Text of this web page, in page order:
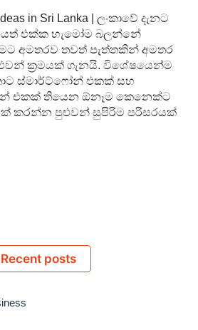
in Sri Lanka | ලංකාවේ දැනට
එක්ක හැමෝම බලන්නේ
අමතරව තවත් පැත්තකින් අමතර
ක්‍රමයක් ගැනයි. විශේෂයෙන්ම
ස්මාර්ට්ෆෝන් එකක් සහ
එකක් තියෙන ඕනෑම කෙනෙක්ට
කරන්න පුළුවන් සුපිරිම පරිසරයක්
Recent posts